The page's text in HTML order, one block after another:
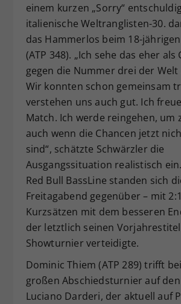
einem kurzen „Sorry“
italienische Weltranglisten-30.
das Hammerlos beim 18-
(ATP 348). „Ich sehe das eher als
gegen die Nummer drei der Welt
Wir konnten schon gemeinsam
verstehen uns auch gut. Ich
Match. Ich werde reingehen, um
auch wenn die Chancen jetzt
sind“, schätzte Schwärzler die
Ausgangssituation realistisch
Red Bull BassLine standen sich
Freitagabend gegenüber – mit
Kurzsätzen mit dem besseren
der letztlich seinen
Showturnier verteidigte.
Dominic Thiem (ATP 289) trifft
großen Abschiedsturnier auf
Luciano Darderi, der aktuell auf